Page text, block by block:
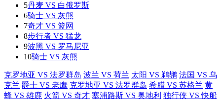
5丹麦 VS 白俄罗斯
6骑士 VS 灰熊
7奇才 VS 篮网
8步行者 VS 猛龙
9波黑 VS 罗马尼亚
10骑士 VS 灰熊
克罗地亚 VS 法罗群岛 波兰 VS 荷兰 太阳 VS 鹈鹕 法国 VS 乌
克兰 爵士 VS 老鹰 克罗地亚 VS 法罗群岛 希腊 VS 苏格兰 黄
蜂 VS 雄鹿 火箭 VS 奇才 塞浦路斯 VS 奥地利 独行侠 VS 快船